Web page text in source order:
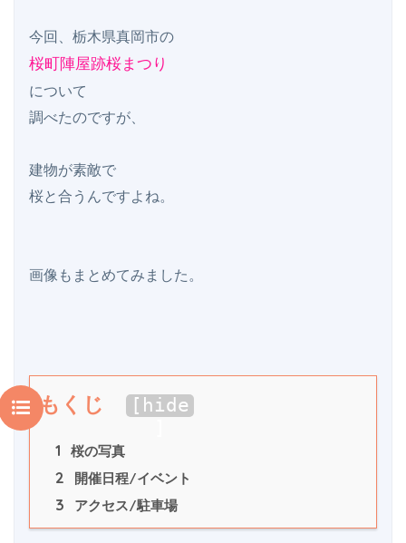
桜町陣屋跡桜まつり
について
調べたのですが、
建物が素敵で
桜と合うんですよね。
もくじ [ hide
1 桜の写真
2 開催日程/イベント
3 アクセス/駐車場